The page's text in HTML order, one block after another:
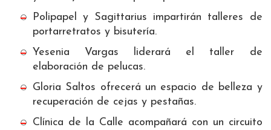
Polipapel y Sagittarius impartirán talleres de
portarretratos y bisutería.
Yesenia Vargas liderará el taller de
elaboración de pelucas.
Gloria Saltos ofrecerá un espacio de belleza y
recuperación de cejas y pestañas.
Clínica de la Calle acompañará con un circuito